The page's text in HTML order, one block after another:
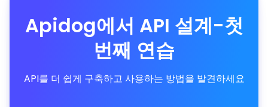
Apidog에서 API 설계-첫
번째 연습
API를 더 쉽게 구축하고 사용하는 방법을 발견하세요